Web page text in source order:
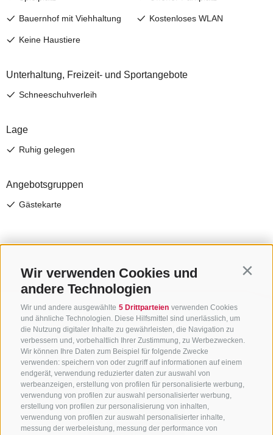
Wir verwenden Cookies und
andere Technologien
Wir und andere ausgewählte 5 Drittparteien verwenden Cookies
und ähnliche Technologien. Diese Hilfsmittel sind unerlässlich, um
die Nutzung digitaler Inhalte zu gewährleisten, die Navigation zu
verbessern und, vorbehaltlich Ihrer Zustimmung, zu Werbezwecken.
Wir können Ihre Daten zum Beispiel für folgende Zwecke
verwenden: speichern von oder zugriff auf informationen auf einem
endgerät, verwendung reduzierter daten zur auswahl von
werbeanzeigen, erstellung von profilen für personalisierte werbung,
verwendung von profilen zur auswahl personalisierter werbung,
erstellung von profilen zur personalisierung von inhalten,
verwendung von profilen zur auswahl personalisierter inhalte,
messung der werbeleistung, messung der performance von